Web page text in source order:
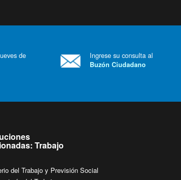
de
Ingrese su consulta al
Buzón Ciudadano
Trabajo
del Trabajo y Previsión Social